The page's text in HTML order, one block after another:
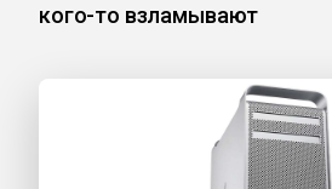
кого-то взламывают